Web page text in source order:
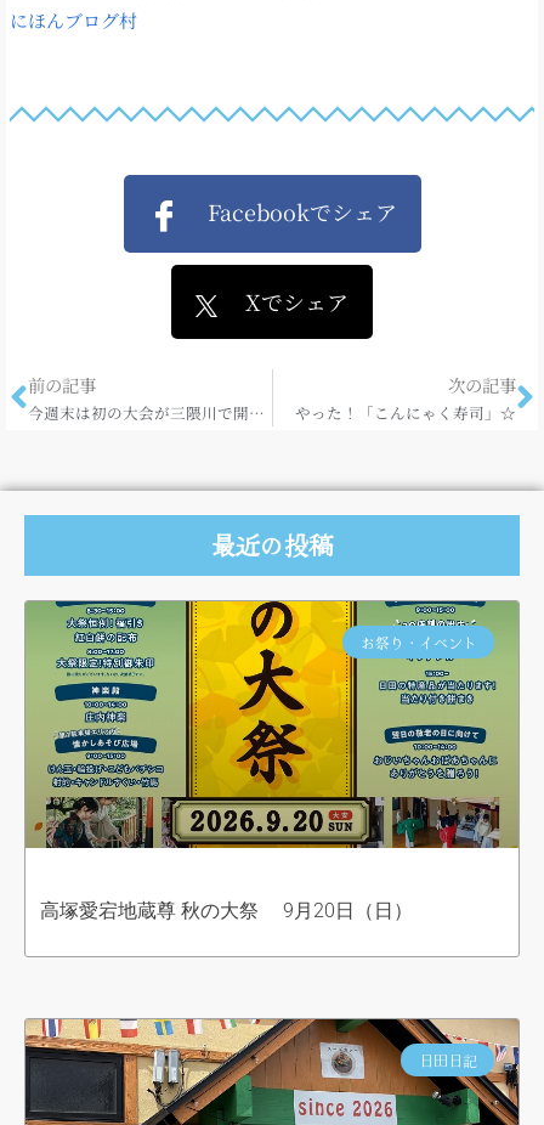
にほんブログ村
Facebookでシェア
Xでシェア
前の記事
今週末は初の大会が三隈川で開催されます！
次の記事
やった！「こんにゃく寿司」☆
最近の投稿
お祭り・イベント
高塚愛宕地蔵尊 秋の大祭 9月20日（日）
日田日記